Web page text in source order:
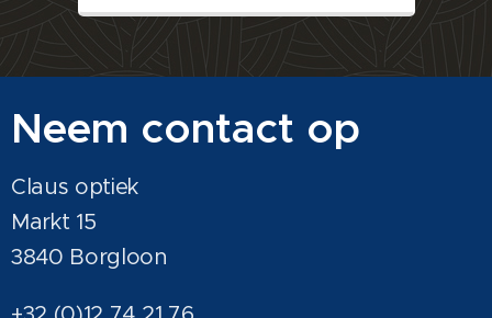
Neem contact op
Claus optiek
Markt 15
3840 Borgloon